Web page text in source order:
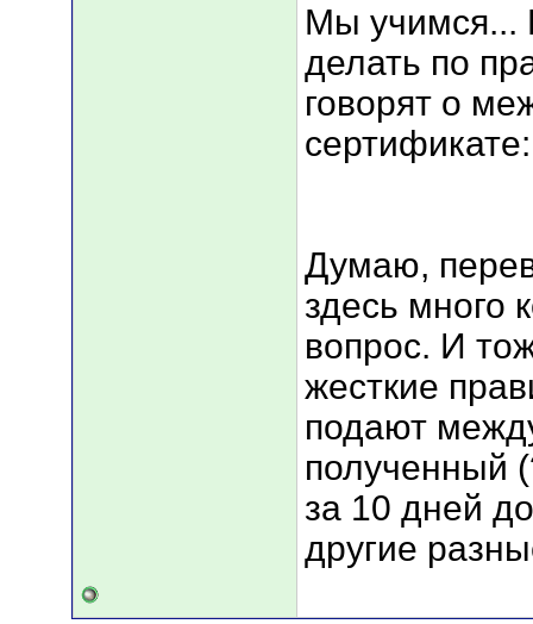
Мы учимся...
делать по
говорят о
сертификате:
Думаю,
здесь много
вопрос. И
жесткие
подают
полученный
за 10 дней
другие